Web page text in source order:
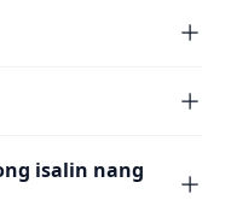
isalin nang